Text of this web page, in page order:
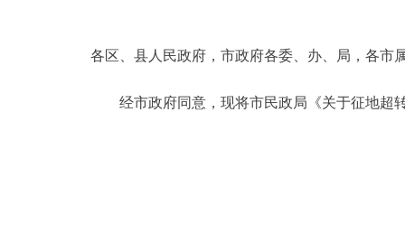
各区、县人民政府，市政府各委、办、局，各市
经市政府同意，现将市民政局《关于征地超转